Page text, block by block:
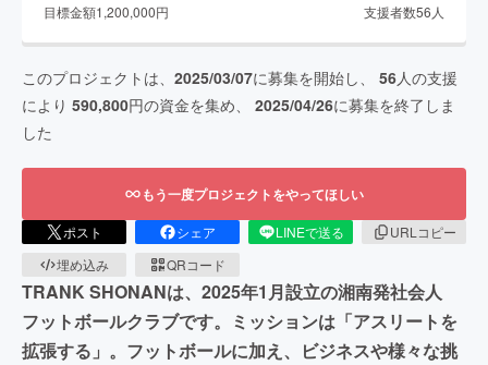
目標金額1,200,000円 支援者数56 人
このプロジェクトは、 2025/03/07に募集を開始し、 56人の支援
により 590,800円の資金を集め、 2025/04/26に募集を終了しま
した
もう一度プロジェクトをやってほしい
ポスト シェア LINEで送る
URLコピー
埋め込み
QRコード
TRANK SHONANは、2025年1月設立の湘南発社会人
フットボールクラブです。ミッションは「アスリートを
拡張する」。フットボールに加え、ビジネスや様々な挑